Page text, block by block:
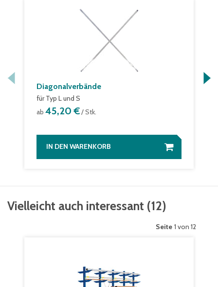
Diagonalverbände
für Typ L und S
ab 45,20 €/ Stk.
IN DEN WARENKORB
Vielleicht auch interessant (12)
Seite 1 von 12